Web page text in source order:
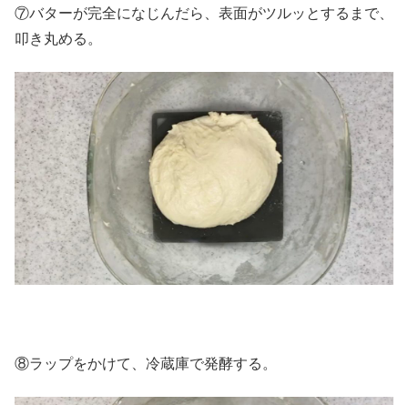
⑦バターが完全になじんだら、表面がツルッとするまで、
叩き丸める。
⑧ラップをかけて、冷蔵庫で発酵する。